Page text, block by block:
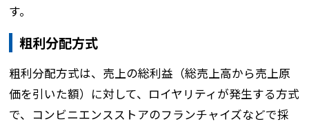
す。
粗利分配方式
粗利分配方式は、売上の総利益（総売上高から売上原
価を引いた額）に対して、ロイヤリティが発生する方式
で、コンビニエンスストアのフランチャイズなどで採